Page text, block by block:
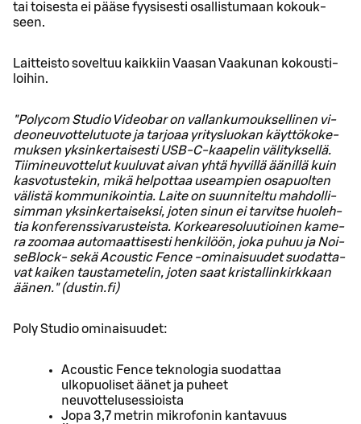
tai toi­ses­ta ei pääse fyy­si­ses­ti osal­lis­tu­maan ko­kouk­
seen.
Lait­teis­to so­vel­tuu kaik­kiin Vaa­san Vaa­ku­nan ko­kous­ti­
loi­hin.
"Po­lycom Stu­dio Vi­deo­bar on val­lan­ku­mouk­sel­li­nen vi­
deo­neu­vot­te­lu­tuo­te ja tar­jo­aa yri­tys­luo­kan käyt­tö­ko­ke­
muk­sen yk­sin­ker­tai­ses­ti USB-C-kaa­pe­lin vä­li­tyk­sel­lä.
Tii­mi­neu­vot­te­lut kuu­lu­vat aivan yhtä hy­vil­lä ää­nil­lä kuin
kas­vo­tus­te­kin, mikä hel­pot­taa useam­pien os­a­puol­ten
vä­lis­tä kom­mu­ni­koin­tia. Laite on suun­ni­tel­tu mah­dol­li­
sim­man yk­sin­ker­tai­sek­si, joten sinun ei tar­vit­se huo­leh­
tia kon­fe­rens­si­va­rus­teis­ta. Kor­kea­re­so­luu­tioi­nen ka­me­
ra zoo­maa au­to­maat­ti­ses­ti hen­ki­löön, joka puhuu ja Noi­
se­Block- sekä Acous­tic Fence -omi­nai­suu­det suo­dat­ta­
vat kai­ken taus­ta­me­te­lin, joten saat kris­tal­lin­kirk­kaan
äänen." (dus­tin.fi)
Poly Studio ominaisuudet:
Acoustic Fence teknologia suodattaa
ulkopuoliset äänet ja puheet
neuvottelusessioista
Jopa 3,7 metrin mikrofonin kantavuus